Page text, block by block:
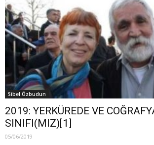
Sibel Özbudun
2019: YERKÜREDE VE
SINIFI(MIZ)[1]
05/06/2019